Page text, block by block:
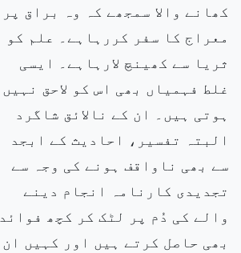
کھانے والا سمجھے کہ وہ براق پر
معراج کا سفر کررہاہے۔ علم کو
ثریا سے کھینچ لارہاہے۔ ایسی
غلط فہمیاں بھی اس کو لاحق نہیں
ہوتی ہیں۔ ان کے نالائق شاگرد
البتہ تفسیر، احادیث کے ابجد
سے بھی ناواقف ہونے کی وجہ سے
تجدیدی کارنامہ انجام دینے
والے کی دُم پر لٹک کر کچھ فوائد
بھی حاصل کرتے ہیں اور کہیں ان